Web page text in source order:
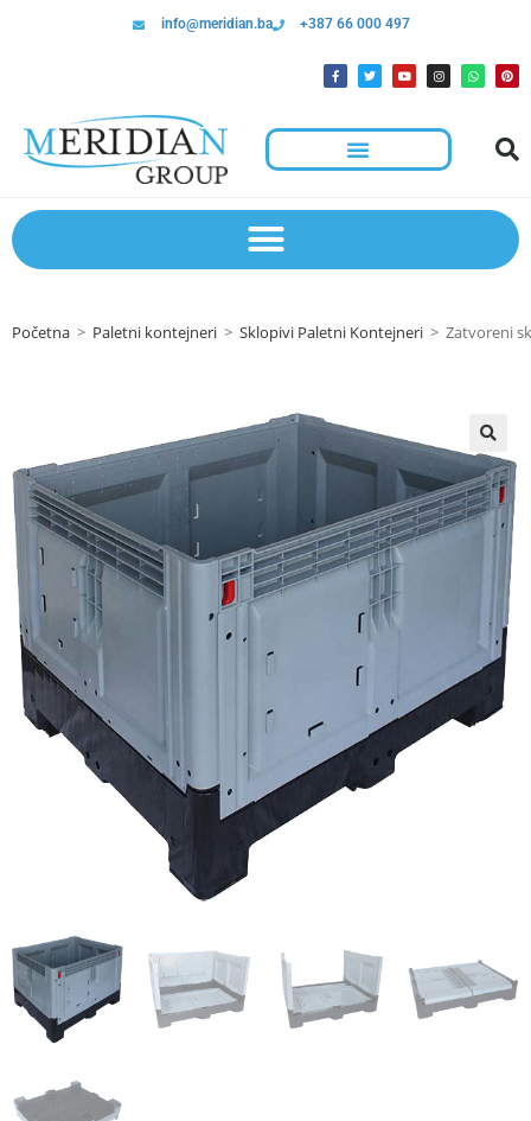
info@meridian.ba +387 66 000 497
Početna > Paletni kontejneri > Sklopivi Paletni Kontejneri > Zatvoreni
🔍